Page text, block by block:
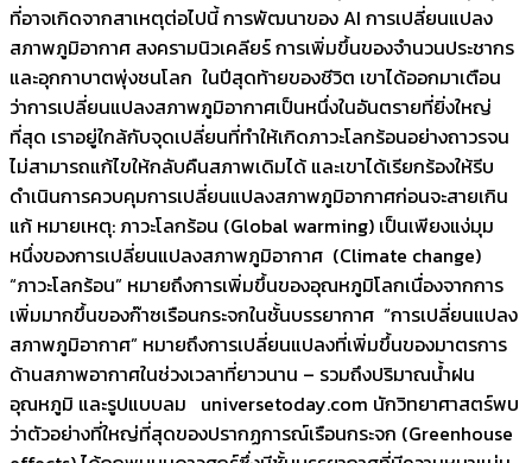
ที่อาจเกิดจากสาเหตุต่อไปนี้ การพัฒนาของ AI การเปลี่ยนแปลง
สภาพภูมิอากาศ สงครามนิวเคลียร์ การเพิ่มขึ้นของจำนวนประชากร
และอุกกาบาตพุ่งชนโลก ในปีสุดท้ายของชีวิต เขาได้ออกมาเตือน
ว่าการเปลี่ยนแปลงสภาพภูมิอากาศเป็นหนึ่งในอันตรายที่ยิ่งใหญ่
ที่สุด เราอยู่ใกล้กับจุดเปลี่ยนที่ทำให้เกิดภาวะโลกร้อนอย่างถาวรจน
ไม่สามารถแก้ไขให้กลับคืนสภาพเดิมได้ และเขาได้เรียกร้องให้รีบ
ดำเนินการควบคุมการเปลี่ยนแปลงสภาพภูมิอากาศก่อนจะสายเกิน
แก้ หมายเหตุ: ภาวะโลกร้อน (Global warming) เป็นเพียงแง่มุม
หนึ่งของการเปลี่ยนแปลงสภาพภูมิอากาศ (Climate change)
“ภาวะโลกร้อน” หมายถึงการเพิ่มขึ้นของอุณหภูมิโลกเนื่องจากการ
เพิ่มมากขึ้นของก๊าซเรือนกระจกในชั้นบรรยากาศ “การเปลี่ยนแปลง
สภาพภูมิอากาศ” หมายถึงการเปลี่ยนแปลงที่เพิ่มขึ้นของมาตรการ
ด้านสภาพอากาศในช่วงเวลาที่ยาวนาน – รวมถึงปริมาณน้ำฝน
อุณหภูมิ และรูปแบบลม universetoday.com นักวิทยาศาสตร์พบ
ว่าตัวอย่างที่ใหญ่ที่สุดของปรากฏการณ์เรือนกระจก (Greenhouse